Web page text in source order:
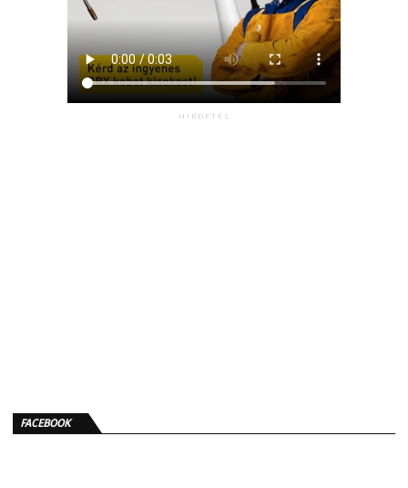
HIRDETÉS
FACEBOOK